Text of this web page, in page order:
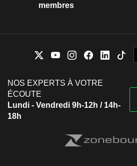
membres
NOS EXPERTS À VOTRE
ÉCOUTE
Lundi - Vendredi 9h-12h / 14h-
18h